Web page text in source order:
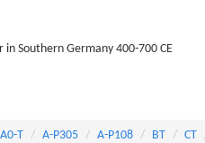
Southern Germany 400-700 CE
A0-T A-P305 A-P108 BT CT